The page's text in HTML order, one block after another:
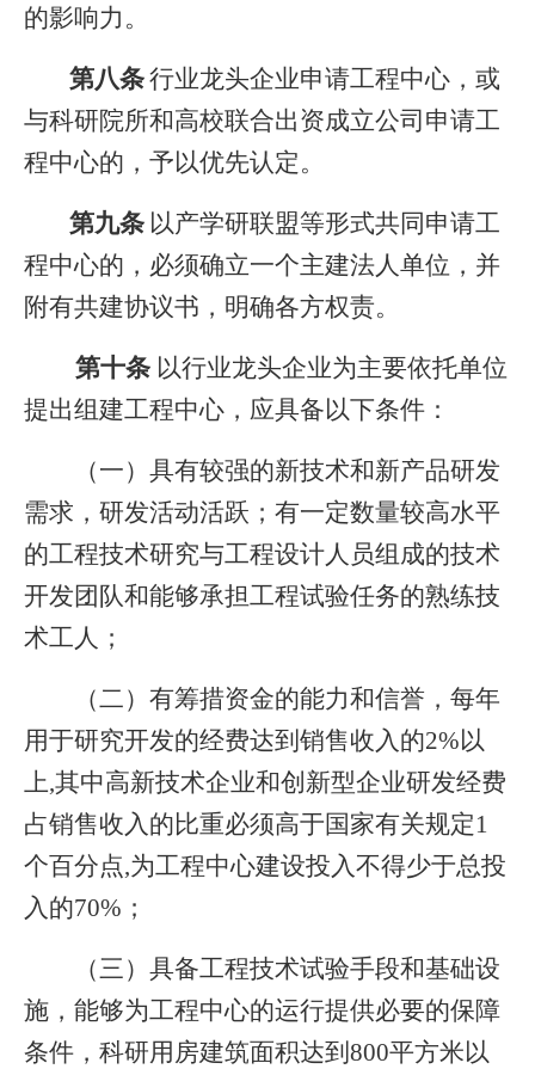
的影响力。
第八条行业龙头企业申请工程中心，或
与科研院所和高校联合出资成立公司申请工
程中心的，予以优先认定。
第九条 以产学研联盟等形式共同申请工
程中心的，必须确立一个主建法人单位，并
附有共建协议书，明确各方权责。
第十条 以行业龙头企业为主要依托单位
提出组建工程中心，应具备以下条件：
（一）具有较强的新技术和新产品研发
需求，研发活动活跃；有一定数量较高水平
的工程技术研究与工程设计人员组成的技术
开发团队和能够承担工程试验任务的熟练技
术工人；
（二）有筹措资金的能力和信誉，每年
用于研究开发的经费达到销售收入的2%以
上,其中高新技术企业和创新型企业研发经费
占销售收入的比重必须高于国家有关规定1
个百分点,为工程中心建设投入不得少于总投
入的70%；
（三）具备工程技术试验手段和基础设
施，能够为工程中心的运行提供必要的保障
条件，科研用房建筑面积达到800平方米以